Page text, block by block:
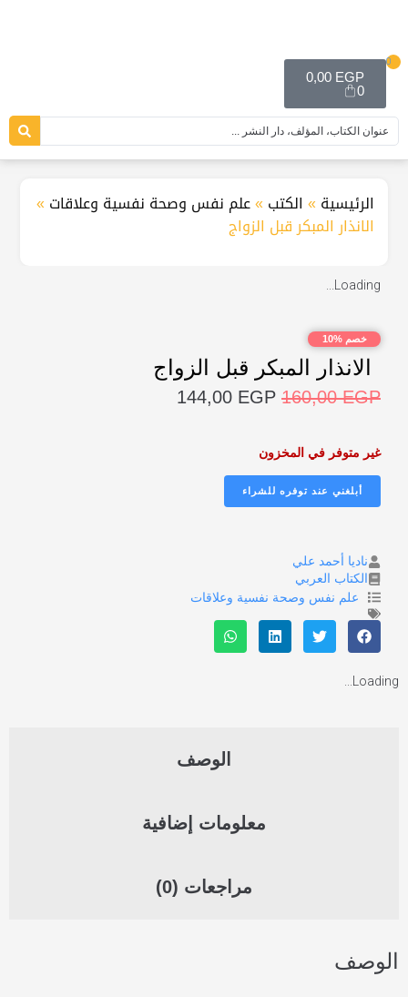
0
0,00 EGP
0
الرئيسية » الكتب »علم نفس وصحة نفسية وعلاقات »
الانذار المبكر قبل الزواج
Loading...
خصم %10
الانذار المبكر قبل الزواج
160,00EGP
144,00 EGP
غير متوفر في المخزون
ناديا أحمد علي
الكتاب العربي
علم نفس وصحة نفسية وعلاقات
Loading...
الوصف
معلومات إضافية
مراجعات (0)
الوصف